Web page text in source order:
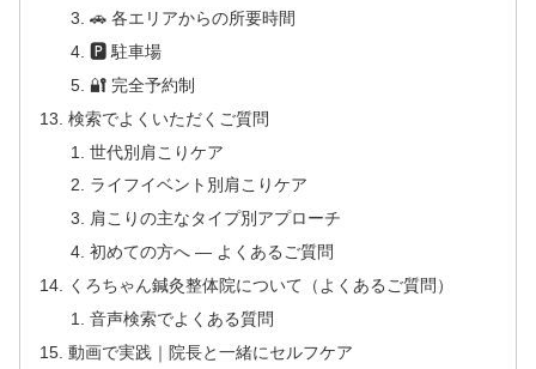
🚗 各エリアからの所要時間
🅿 駐車場
🔐 完全予約制
検索でよくいただくご質問
世代別肩こりケア
ライフイベント別肩こりケア
肩こりの主なタイプ別アプローチ
初めての方へ — よくあるご質問
くろちゃん鍼灸整体院について（よくあるご質問）
音声検索でよくある質問
動画で実践｜院長と一緒にセルフケア